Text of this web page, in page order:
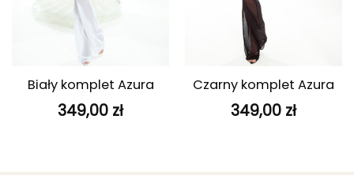
Biały komplet Azura
349,00 zł
Czarny komplet Azura
349,00 zł